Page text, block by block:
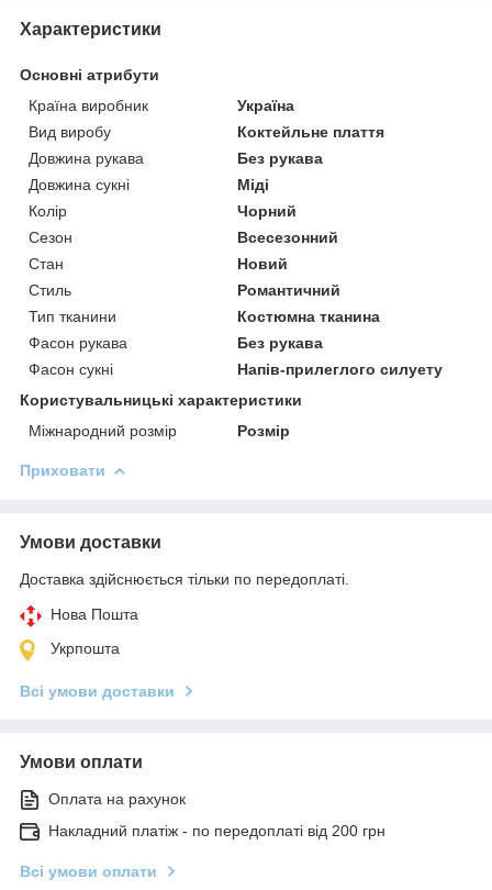
Характеристики
Основні атрибути
Країна виробник
Україна
Вид виробу
Коктейльне плаття
Довжина рукава
Без рукава
Довжина сукні
Міді
Колір
Чорний
Сезон
Всесезонний
Стан
Новий
Стиль
Романтичний
Тип тканини
Костюмна тканина
Фасон рукава
Без рукава
Фасон сукні
Напів-прилеглого силуету
Користувальницькі характеристики
Міжнародний розмір
Розмір
Приховати
Умови доставки
Доставка здійснюється тільки по передоплаті.
Нова Пошта
Укрпошта
Всі умови доставки
Умови оплати
Оплата на рахунок
Накладний платіж - по передоплаті від 200 грн
Всі умови оплати